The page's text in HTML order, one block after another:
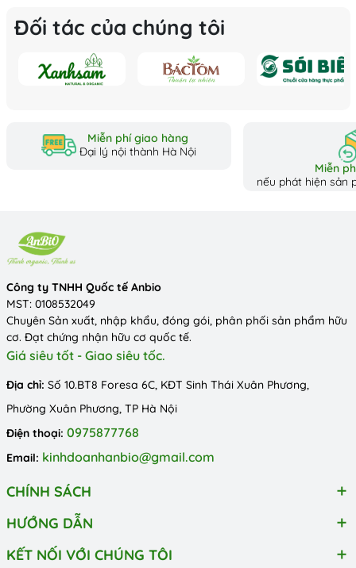
Đối tác của chúng tôi
Miễn phí giao hàng
Đại lý nội thành Hà Nội
Miễn
nếu phát hiện sản
Công ty TNHH Quốc tế Anbio
MST: 0108532049
Chuyên Sản xuất, nhập khẩu, đóng gói, phân phối sản phẩm hữu
cơ. Đạt chứng nhận hữu cơ quốc tế.
Giá siêu tốt - Giao siêu tốc.
Địa chỉ: Số 10.BT8 Foresa 6C, KĐT Sinh Thái Xuân Phương,
Phường Xuân Phương, TP Hà Nội
Điện thoại: 0975877768
Email: kinhdoanhanbio@gmail.com
CHÍNH SÁCH
HƯỚNG DẪN
KẾT NỐI VỚI CHÚNG TÔI